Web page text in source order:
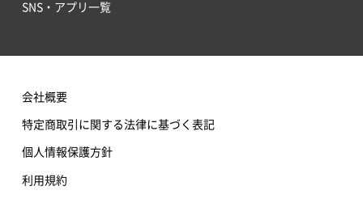
SNS・アプリ一覧
会社概要
特定商取引に関する法律に基づく表記
個人情報保護方針
利用規約